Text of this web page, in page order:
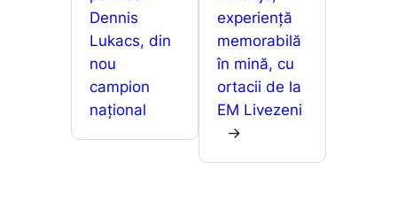
Dennis
Lukacs, din
nou
campion
național
experiență
memorabilă
în mină, cu
ortacii de la
EM Livezeni
→